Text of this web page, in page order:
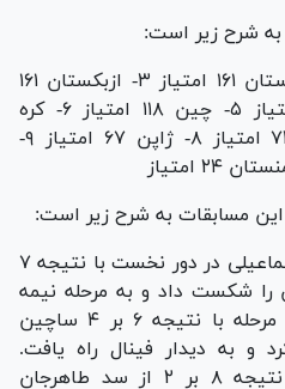
به شرح زیر است:
۱- ایران ۲۰۵ امتیاز ۲- قرقیزستان ۱۶۱ امتیاز ۳- ازبکستان ۱۶۱
امتیاز ۴- قزاقستان ۱۴۴ امتیاز ۵- چین ۱۱۸ امتیاز ۶- کره
جنوبی ۷۶ امتیاز ۷- هند ۷۴ امتیاز ۸- ژاپن ۶۷ امتیاز ۹-
این مسابقات به شرح زیر است:
در وزن ۴۵ کیلوگرم آرمین اسماعیلی در دور نخست با نتیجه ۷
را شکست داد و به مرحله نیمه
نهایی راه یافت. وی در این مرحله با نتیجه ۶ بر ۴ ساچین
و به دیدار فینال راه یافت.
اسماعیلی در این دیدار با نتیجه ۸ بر ۲ از سد طاهرجان